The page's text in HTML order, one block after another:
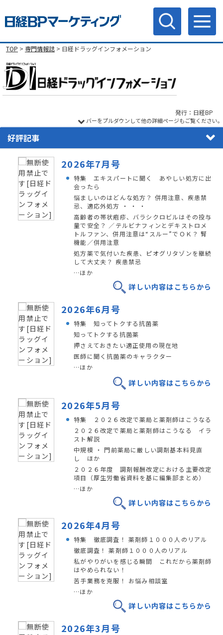
TOP > 専門情報誌 > 日経ドラッグインフォメーション
発行：日経BP
バーをプルダウンして他の詳細ページもご覧ください。
好評記事
2026年7月号
特集 エキスパートに聞く あやしい処方に出
会ったら
悩ましいのはどんな処方？ 併用注意、疾患禁
忌、適応外処方 ・ ・ ・
高齢者の帯状疱疹、バラシクロビルはその投与
量で安全？ ／テルビナフィンとデキストロメ
トルファン、併用注意は“スルー”でＯＫ？ 腎
機能／併用注意
処方薬で気付いた疾患、ピオグリタゾンを継続
して大丈夫？ 疾患禁忌
…ほか
詳しい内容はこちらから
2026年6月号
特集 知ってトクする抗菌薬
知ってトクする抗菌薬
押さえておきたい適正使用の現在地
医師に聞く抗菌薬のキャラクター
…ほか
詳しい内容はこちらから
2026年5月号
特集 ２０２６改定で薬局と薬剤師はこうなる
２０２６改定で薬局と薬剤師はこうなる イラ
スト解説
中規模 ・ 門前薬局に厳しい調剤基本料見直
し ほか
２０２６年度 調剤報酬改定における主要改定
項目（厚生労働省資料を基に編集部まとめ）
…ほか
詳しい内容はこちらから
2026年4月号
特集 徹底調査！ 薬剤師１０００人のリアル
徹底調査！ 薬剤師１０００人のリアル
私がやりがいを感じる瞬間 これだから薬剤師
はやめられない！
苦手業務を克服！ お悩み相談室
…ほか
詳しい内容はこちらから
2026年3月号